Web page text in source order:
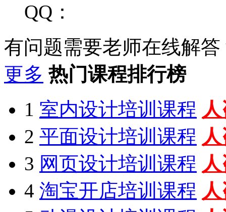
QQ：
有问题需要老师在线解答
更多 热门课程排行榜
1 室内设计培训课程
2 平面设计培训课程
3 网页设计培训课程
4 淘宝开店培训课程